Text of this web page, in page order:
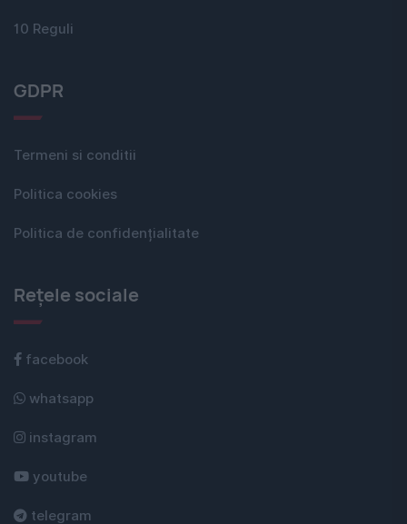
10 Reguli
GDPR
Termeni si conditii
Politica cookies
Politica de confidențialitate
Rețele sociale
facebook
whatsapp
instagram
youtube
telegram